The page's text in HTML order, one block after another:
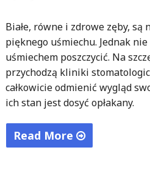
Białe, równe i zdrowe zęby, są
pięknego uśmiechu. Jednak
uśmiechem poszczycić. Na
przychodzą kliniki
całkowicie odmienić wygląd
ich stan jest dosyć opłakany.
Read More